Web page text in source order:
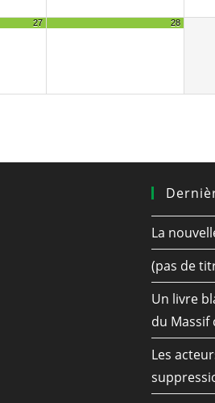
27 28
La
(pas de
Un livre
du Massif
Les